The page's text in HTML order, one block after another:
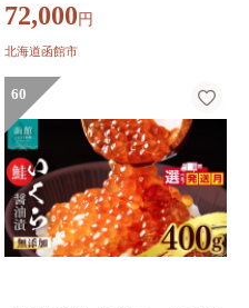
鮮 いくら丼 パスタ 海の宝石 食
感 贅沢 使い切りサイズ おにぎ
館 ふるさと グルメ お取り寄せ
送料無料_HD032-069-10
72,000 円
北海道函館市
60